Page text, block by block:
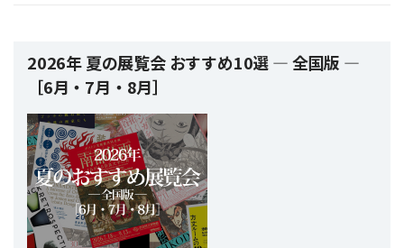
2026年 夏の展覧会 おすすめ10選 ― 全国版 ―
［6月・7月・8月］